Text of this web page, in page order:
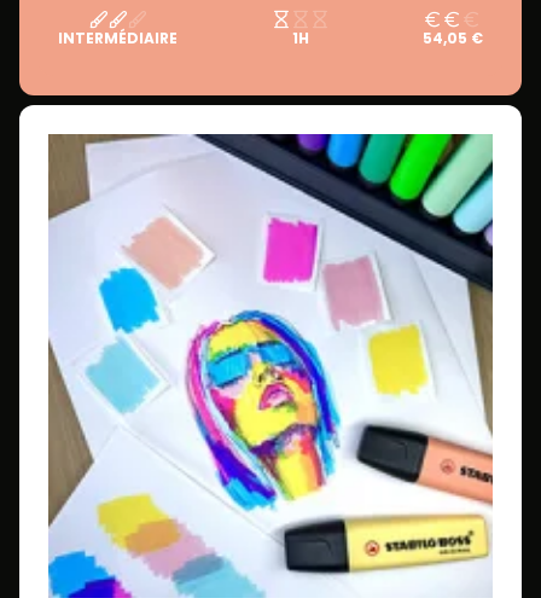
INTERMÉDIAIRE 1H 54,05 €